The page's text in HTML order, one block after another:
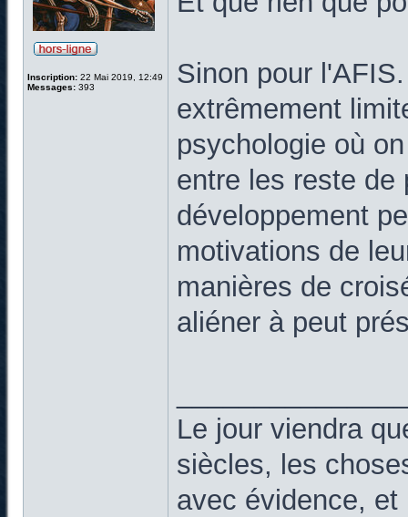
Inscription: 22 Mai 2019, 12:49
Messages: 393
Sinon pour
extrêmement
psychologie où
entre les reste de
développement
motivations de
manières de
aliéner à peut
Le jour viendra
siècles, les
avec évidence,